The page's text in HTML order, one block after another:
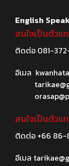
English
สนใจเป็นตัวแ
ติดต่อ 081-
อีเมล
สนใจเป็นตัวแ
ติดต่อ +66 86-
อีเมล